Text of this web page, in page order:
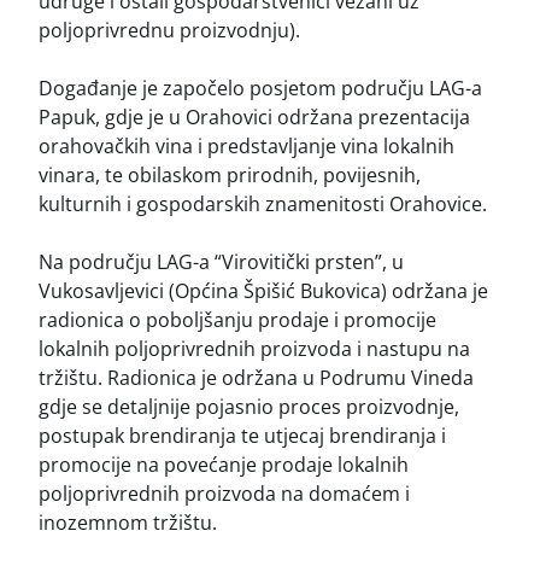
poljoprivrednu proizvodnju).
Događanje je započelo posjetom području LAG-a
Papuk, gdje je u Orahovici održana prezentacija
orahovačkih vina i predstavljanje vina lokalnih
vinara, te obilaskom prirodnih, povijesnih,
kulturnih i gospodarskih znamenitosti Orahovice.
Na području LAG-a “Virovitički prsten”, u
Vukosavljevici (Općina Špišić Bukovica) održana je
radionica o poboljšanju prodaje i promocije
lokalnih poljoprivrednih proizvoda i nastupu na
tržištu. Radionica je održana u Podrumu Vineda
gdje se detaljnije pojasnio proces proizvodnje,
postupak brendiranja te utjecaj brendiranja i
promocije na povećanje prodaje lokalnih
poljoprivrednih proizvoda na domaćem i
inozemnom tržištu.